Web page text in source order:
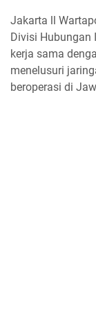
Jakarta ll
Divisi Hubungan
kerja sama
menelusuri
beroperasi di